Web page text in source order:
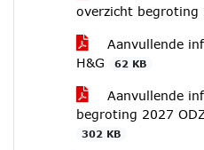
overzicht begroting
Aanvullende
H&G
62 KB
Aanvullende
begroting 2027
302 KB